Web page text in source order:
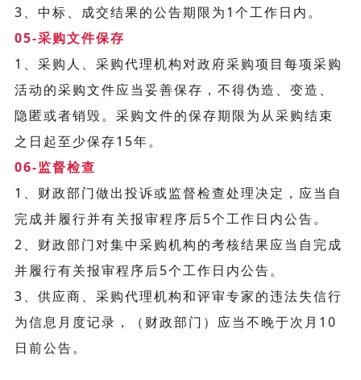
3、中标、成交结果的公告期限为1个工作日内。
05-采购文件保存
1、采购人、采购代理机构对政府采购项目每项采购
活动的采购文件应当妥善保存，不得伪造、变造、
隐匿或者销毁。采购文件的保存期限为从采购结束
之日起至少保存15年。
06-监督检查
1、财政部门做出投诉或监督检查处理决定，应当自
完成并履行并有关报审程序后5个工作日内公告。
2、财政部门对集中采购机构的考核结果应当自完成
并履行有关报审程序后5个工作日内公告。
3、供应商、采购代理机构和评审专家的违法失信行
为信息月度记录，（财政部门）应当不晚于次月10
日前公告。